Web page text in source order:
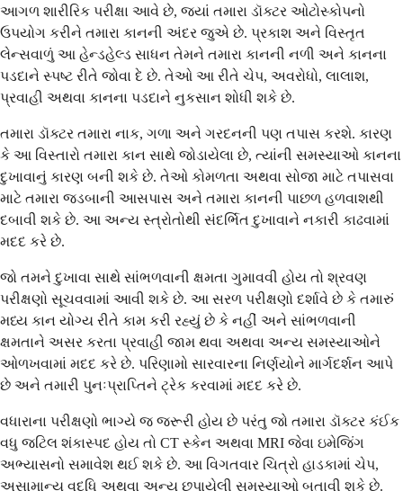
આગળ શારીરિક પરીક્ષા આવે છે, જ્યાં તમારા ડૉક્ટર ઓટોસ્કોપનો
ઉપયોગ કરીને તમારા કાનની અંદર જુએ છે. પ્રકાશ અને વિસ્તૃત
લેન્સવાળું આ હેન્ડહેલ્ડ સાધન તેમને તમારા કાનની નળી અને કાનના
પડદાને સ્પષ્ટ રીતે જોવા દે છે. તેઓ આ રીતે ચેપ, અવરોધો, લાલાશ,
પ્રવાહી અથવા કાનના પડદાને નુકસાન શોધી શકે છે.
તમારા ડૉક્ટર તમારા નાક, ગળા અને ગરદનની પણ તપાસ કરશે. કારણ
કે આ વિસ્તારો તમારા કાન સાથે જોડાયેલા છે, ત્યાંની સમસ્યાઓ કાનના
દુખાવાનું કારણ બની શકે છે. તેઓ કોમળતા અથવા સોજા માટે તપાસવા
માટે તમારા જડબાની આસપાસ અને તમારા કાનની પાછળ હળવાશથી
દબાવી શકે છે. આ અન્ય સ્ત્રોતોથી સંદર્ભિત દુખાવાને નકારી કાઢવામાં
મદદ કરે છે.
જો તમને દુખાવા સાથે સાંભળવાની ક્ષમતા ગુમાવવી હોય તો શ્રવણ
પરીક્ષણો સૂચવવામાં આવી શકે છે. આ સરળ પરીક્ષણો દર્શાવે છે કે તમારું
મધ્ય કાન યોગ્ય રીતે કામ કરી રહ્યું છે કે નહીં અને સાંભળવાની
ક્ષમતાને અસર કરતા પ્રવાહી જામ થવા અથવા અન્ય સમસ્યાઓને
ઓળખવામાં મદદ કરે છે. પરિણામો સારવારના નિર્ણયોને માર્ગદર્શન આપે
છે અને તમારી પુનઃપ્રાપ્તિને ટ્રેક કરવામાં મદદ કરે છે.
વધારાના પરીક્ષણો ભાગ્યે જ જરૂરી હોય છે પરંતુ જો તમારા ડૉક્ટર કંઈક
વધુ જટિલ શંકાસ્પદ હોય તો CT સ્કેન અથવા MRI જેવા ઇમેજિંગ
અભ્યાસનો સમાવેશ થઈ શકે છે. આ વિગતવાર ચિત્રો હાડકામાં ચેપ,
અસામાન્ય વૃદ્ધિ અથવા અન્ય છુપાયેલી સમસ્યાઓ બતાવી શકે છે.